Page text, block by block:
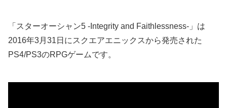
「スターオーシャン5 -Integrity and Faithlessness-」は
2016年3月31日にスクエアエニックスから発売された
PS4/PS3のRPGゲームです。